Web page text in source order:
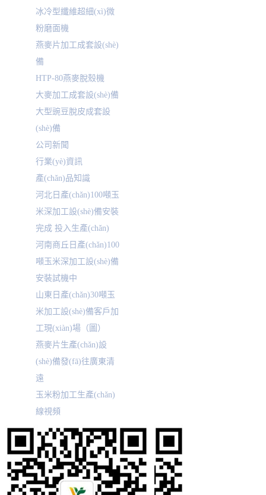
冰冷型纖維超細(xì)微
粉磨面機
燕麥片加工成套設(shè)
備
HTP-80燕麥脫殼機
大麥加工成套設(shè)備
大型豌豆脫皮成套設
(shè)備
公司新聞
行業(yè)資訊
產(chǎn)品知識
河北日產(chǎn)100噸玉
米深加工設(shè)備安裝
完成 投入生產(chǎn)
河南商丘日產(chǎn)100
噸玉米深加工設(shè)備
安裝試機中
山東日產(chǎn)30噸玉
米加工設(shè)備客戶加
工現(xiàn)場（圖）
燕麥片生產(chǎn)設
(shè)備發(fā)往廣東清
遠
玉米粉加工生產(chǎn)
線視頻